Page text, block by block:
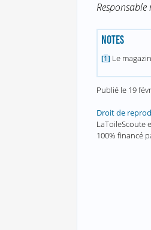
NOTES
[1] Le
Publié le 19
Droit de
LaToileScoute
100% financé